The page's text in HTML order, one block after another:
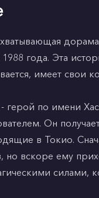
года. Эта
имеет свои
герой по имени
Он
в Токио.
вскоре ему
силами,